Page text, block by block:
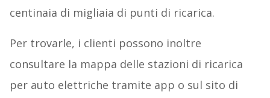
centinaia di migliaia di punti di ricarica.
Per trovarle, i clienti possono inoltre
consultare la mappa delle stazioni di ricarica
per auto elettriche tramite app o sul sito di